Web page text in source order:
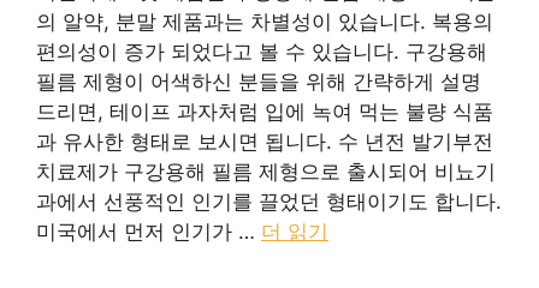
의 알약, 분말 제품과는 차별성이 있습니다. 복용의
편의성이 증가 되었다고 볼 수 있습니다. 구강용해
필름 제형이 어색하신 분들을 위해 간략하게 설명
드리면, 테이프 과자처럼 입에 녹여 먹는 불량 식품
과 유사한 형태로 보시면 됩니다. 수 년전 발기부전
치료제가 구강용해 필름 제형으로 출시되어 비뇨기
과에서 선풍적인 인기를 끌었던 형태이기도 합니다.
미국에서 먼저 인기가 … 더 읽기